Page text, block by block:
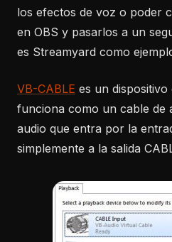
los efectos de voz o poder
en OBS y pasarlos a un
es Streamyard como
VB-CABLE es un
funciona como un cable de
audio que entra por la
simplemente a la salida